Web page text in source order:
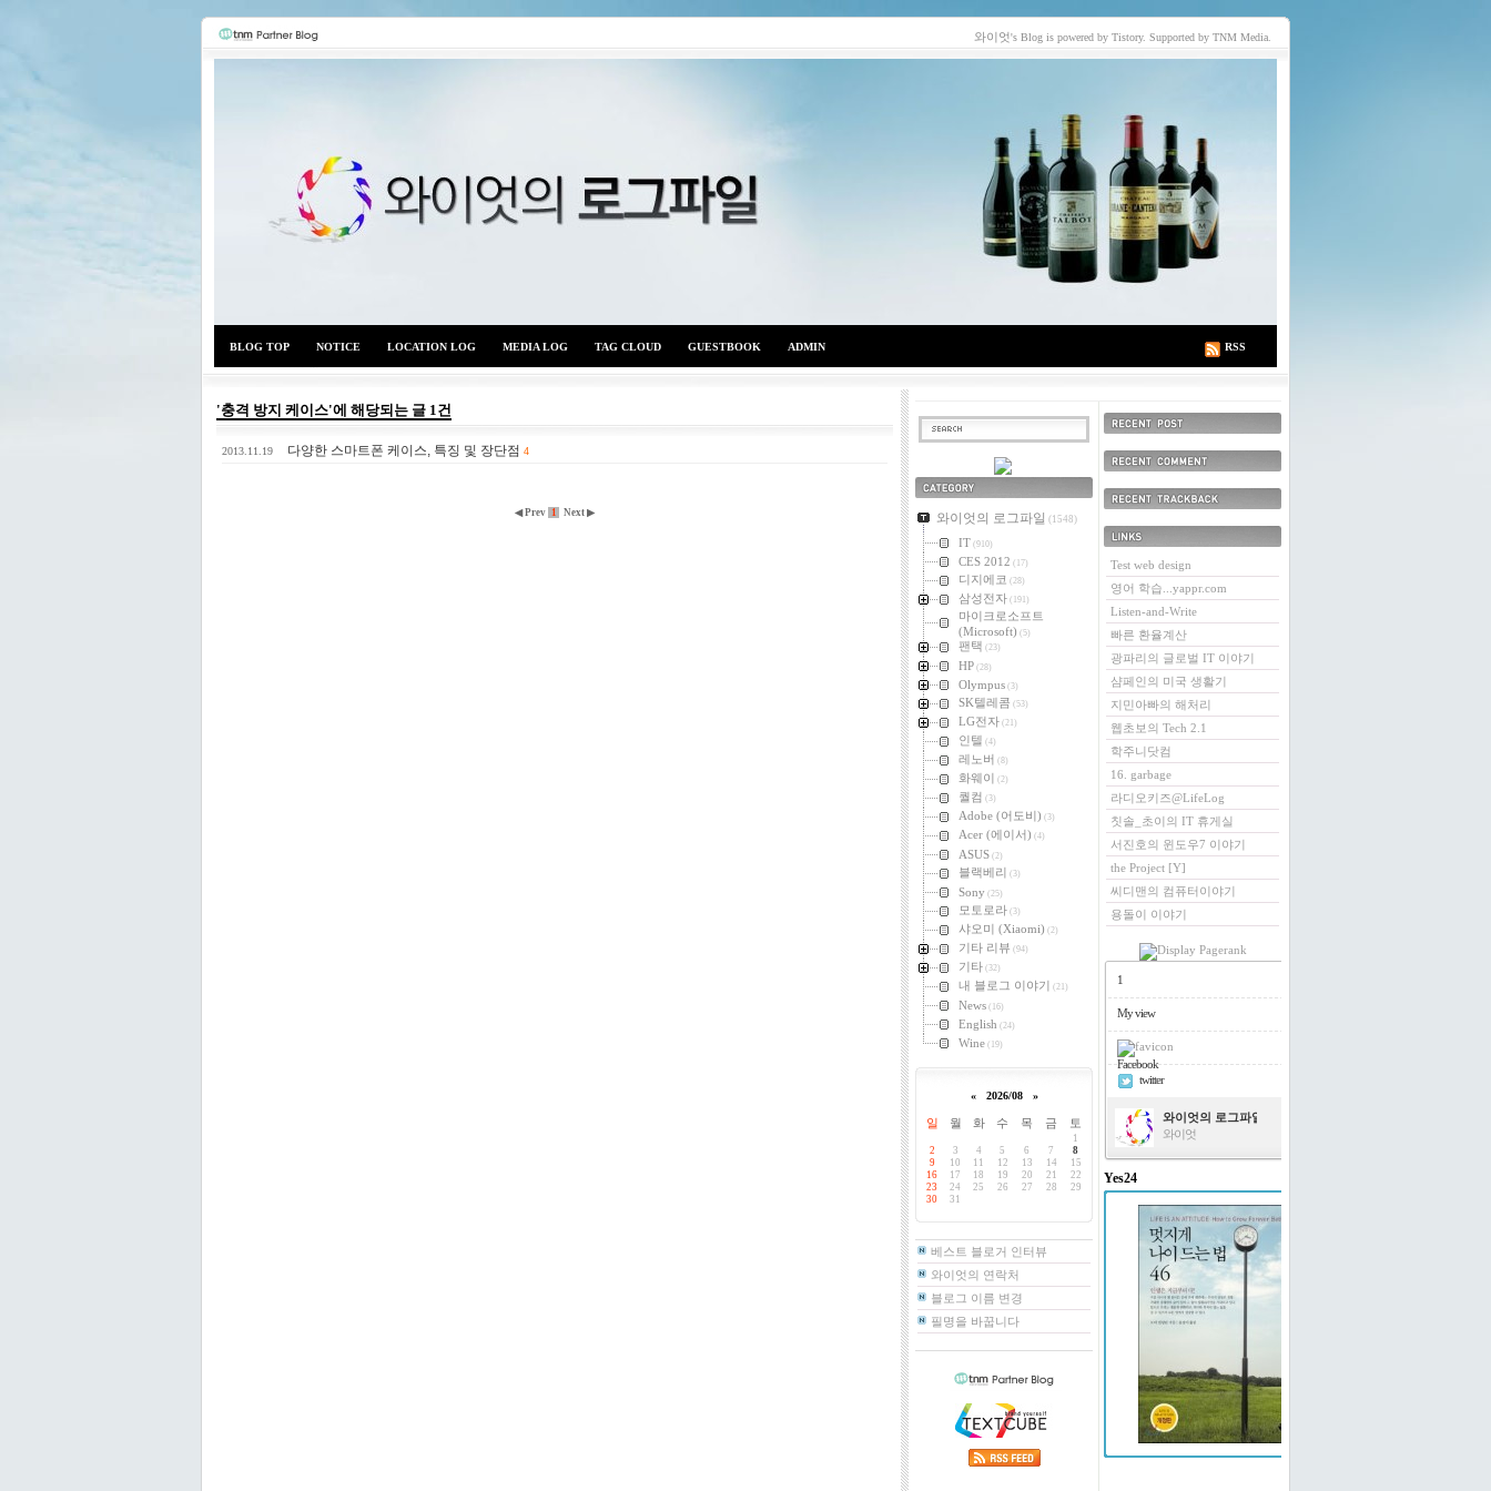
와이엇's Blog is powered by Tistory. Supported by TNM Media.
BLOG TOP NOTICE LOCATION LOG MEDIA LOG TAG CLOUD GUESTBOOK ADMIN RSS
'충격 방지 케이스'에 해당되는 글 1건
2013.11.19 다양한 스마트폰 케이스, 특징 및 장단점 4
◀ Prev 1 Next ▶ 카테고리
와이엇의 로그파일 (1548)
IT (910)
CES 2012 (17)
디지에코 (28)
삼성전자 (191)
마이크로소프트
(Microsoft) (5)
팬택 (23)
HP (28)
Olympus (3)
SK텔레콤 (53)
LG전자 (21)
인텔 (4)
레노버 (8)
화웨이 (2)
퀄컴 (3)
Adobe (어도비) (3)
Acer (에이서) (4)
ASUS (2)
블랙베리 (3)
Sony (25)
모토로라 (3)
샤오미 (Xiaomi) (2)
기타 리뷰 (94)
기타 (32)
내 블로그 이야기 (21)
News (16)
English (24)
Wine (19)
« 2026/08 »
일 월 화 수 목 금 토
1
2
3 4 5 6 7
8
9
10 11 12 13 14
15
16
17 18 19 20 21
22
23
24 25 26 27 28
29
30
31
베스트 블로거 인터뷰
와이엇의 연락처
블로그 이름 변경
필명을 바꿉니다
링크
Test web design
영어 학습...yappr.com
Listen-and-Write
빠른 환율계산
광파리의 글로벌 IT 이야기
샴페인의 미국 생활기
지민아빠의 해처리
웹초보의 Tech 2.1
학주니닷컴
16. garbage
라디오키즈@LifeLog
칫솔_초이의 IT 휴게실
서진호의 윈도우7 이야기
the Project [Y]
씨디맨의 컴퓨터이야기
용돌이 이야기
1
My view
Facebook
twitter
와이엇의 로그파일
와이엇
Yes24